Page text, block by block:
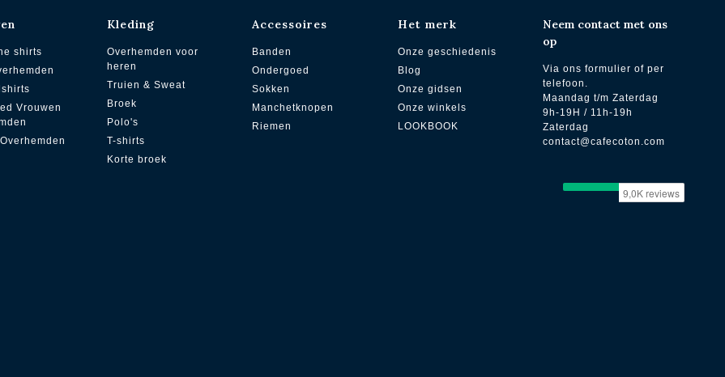
shirts
Vrouwen
Kleding
Overhemden voor
heren
Truien & Sweat
Broek
Polo's
T-shirts
Korte broek
Accessoires
Banden
Ondergoed
Sokken
Manchetknopen
Riemen
Het merk
Onze geschiedenis
Blog
Onze gidsen
Onze winkels
LOOKBOOK
Neem contact met ons
op
Via ons formulier of per
telefoon.
Maandag t/m Zaterdag
9h-19H / 11h-19h
Zaterdag
contact@cafecoton.com